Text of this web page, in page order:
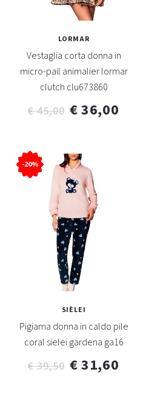
LORMAR
Vestaglia corta donna in
micro-pail animalier lormar
clutch clu673860
€ 45,00 € 36,00
-20%
SIÈLEI
Pigiama donna in caldo pile
coral sielei gardena ga16
€ 39,50 € 31,60